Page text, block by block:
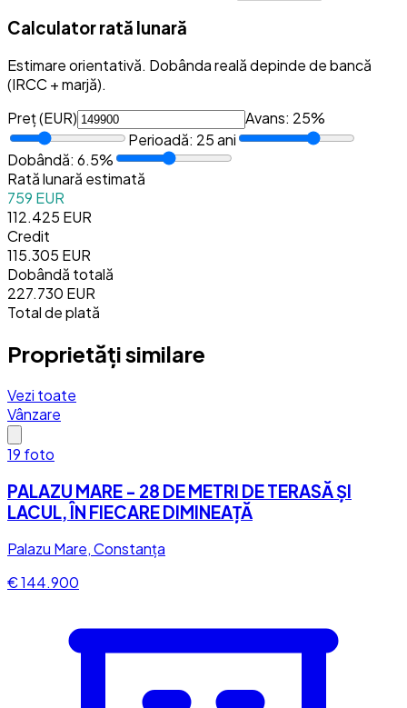
Calculator rată lunară
Estimare orientativă. Dobânda reală depinde de bancă
(IRCC + marjă).
Preț (EUR) Avans: 25%
Perioadă: 25ani
Dobândă: 6.5%
Rată lunară estimată
759 EUR
112.425 EUR
Credit
115.305 EUR
Dobândă totală
227.730 EUR
Total de plată
Proprietăți similare
Vezi toate
Vânzare
19 foto
PALAZU MARE - 28 DE METRI DE TERASĂ ȘI
LACUL, ÎN FIECARE DIMINEAȚĂ
Palazu Mare, Constanța
€ 144.900